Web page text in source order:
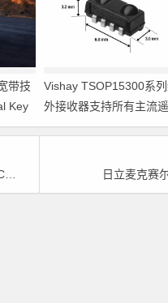
带技
Key
功能
Vishay TSOP15300系
外接收器支持所有主流
代码
日立麦克赛